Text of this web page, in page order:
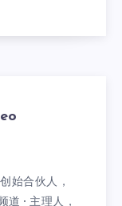
始合伙人，
· 主理人，